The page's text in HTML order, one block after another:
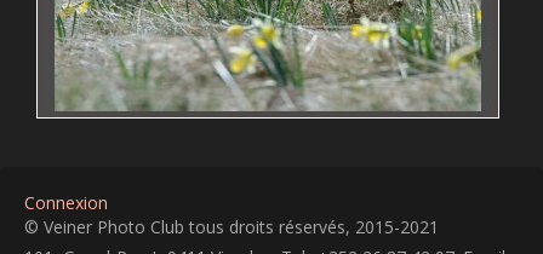
Connexion
© Veiner Photo Club tous droits réservés, 2015-2021